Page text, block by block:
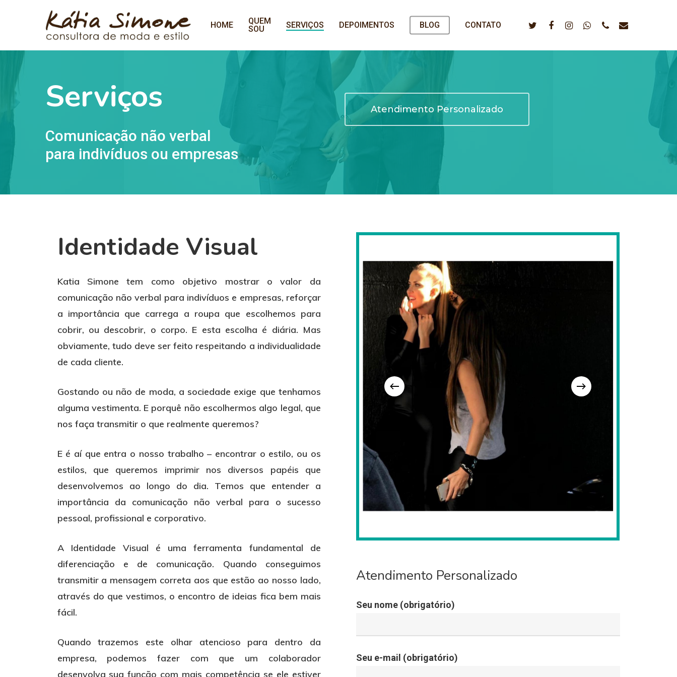
HOME
QUEM
SOU
SERVIÇOS DEPOIMENTOS BLOG CONTATO
Serviços
Comunicação não verbal
para indivíduos ou empresas
Atendimento Personalizado
Identidade Visual
Katia Simone tem como objetivo mostrar o valor da
comunicação não verbal para indivíduos e empresas, reforçar
a importância que carrega a roupa que escolhemos para
cobrir, ou descobrir, o corpo. E esta escolha é diária. Mas
obviamente, tudo deve ser feito respeitando a individualidade
de cada cliente.
Gostando ou não de moda, a sociedade exige que tenhamos
alguma vestimenta. E porquê não escolhermos algo legal, que
nos faça transmitir o que realmente queremos?
E é aí que entra o nosso trabalho – encontrar o estilo, ou os
estilos, que queremos imprimir nos diversos papéis que
desenvolvemos ao longo do dia. Temos que entender a
importância da comunicação não verbal para o sucesso
pessoal, profissional e corporativo.
A Identidade Visual é uma ferramenta fundamental de
diferenciação e de comunicação. Quando conseguimos
transmitir a mensagem correta aos que estão ao nosso lado,
através do que vestimos, o encontro de ideias fica bem mais
fácil.
Quando trazemos este olhar atencioso para dentro da
empresa, podemos fazer com que um colaborador
desenvolva sua função com mais competência se ele estiver
Atendimento Personalizado
Seu nome (obrigatório)
Seu e-mail (obrigatório)